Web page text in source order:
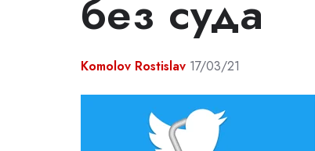
без суда
Komolov Rostislav 17/03/21